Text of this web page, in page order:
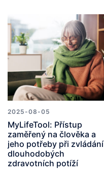
2025-08-05
MyLifeTool: Přístup
zaměřený na člověka a
jeho potřeby při zvládání
dlouhodobých
zdravotních potíží